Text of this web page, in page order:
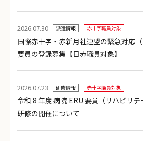
2026.07.30 派遣情報 赤十字職員対象
国際赤十字・赤新月社連盟の緊急対応
要員の登録募集【日赤職員対象】
2026.07.23 研修情報 赤十字職員対象
令和 8 年度 病院 ERU 要員（リハビリ
研修の開催について